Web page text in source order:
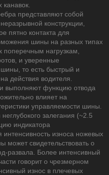
представляют собой
конструкции,
пятно контакта для
шины на разных типах
поперечным нагрузкам,
и уверенные
то есть быстрый и
действия водителя.
выполняют функцию отвода
влияет на
управляемости шины.
залегания (~2.5
индикатора
износа ножевых
может свидетельствовать о
развала. Более интенсивный
говорит о чрезмерном
износ в плечевых